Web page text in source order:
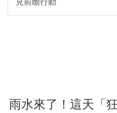
見前瞻行動
雨水來了！這天「